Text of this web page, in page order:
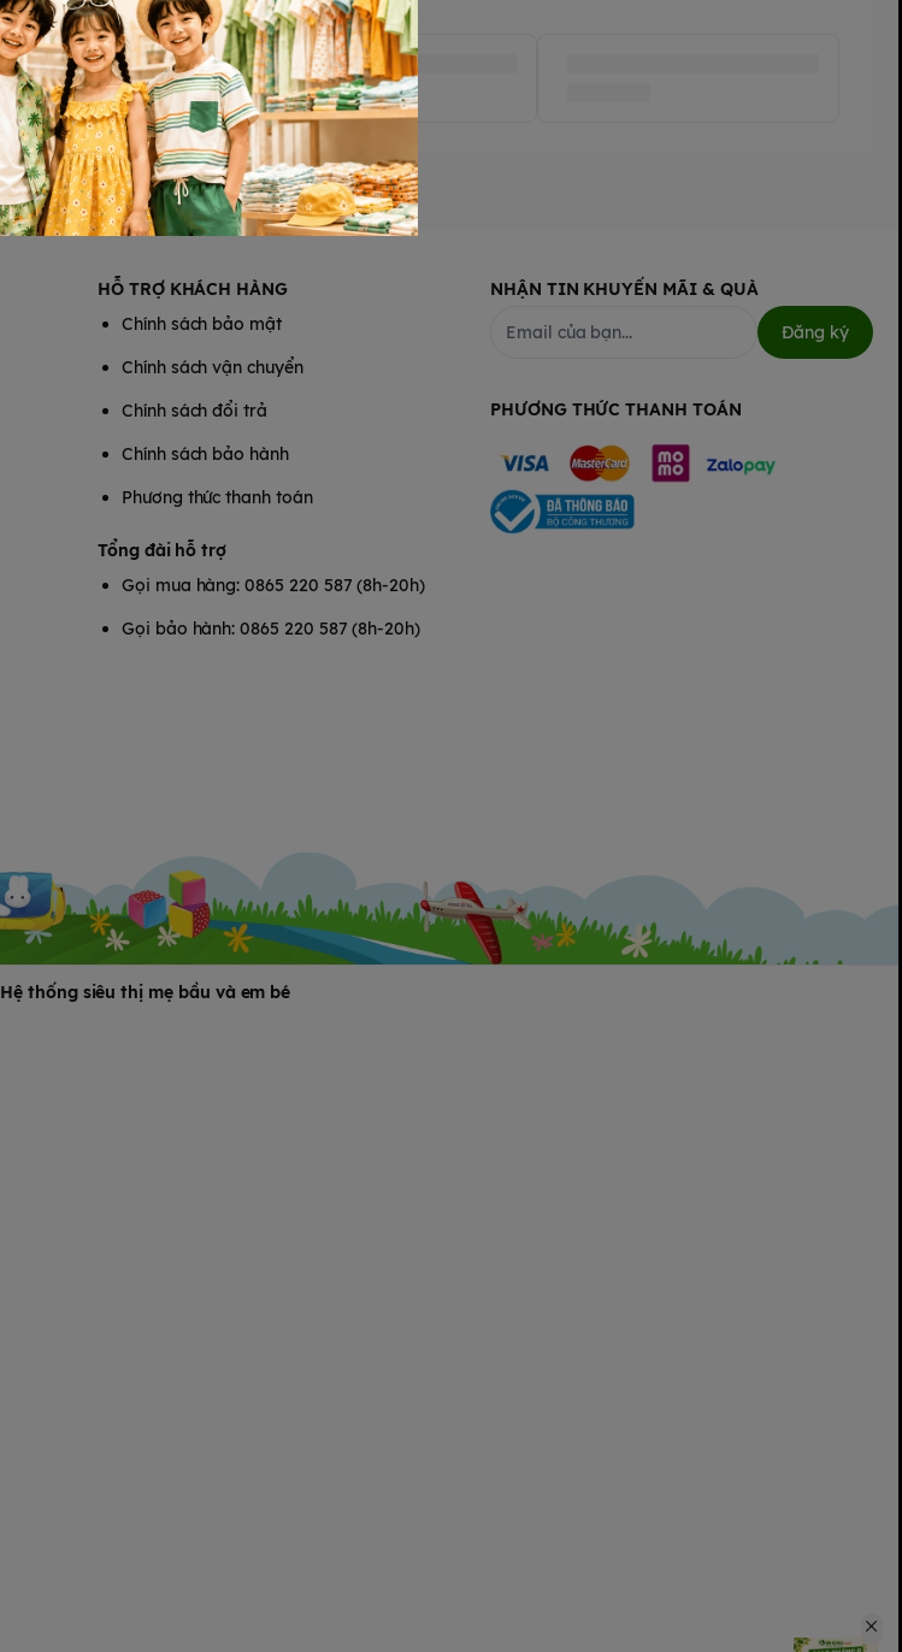
HỖ TRỢ KHÁCH HÀNG
Chính sách bảo mật
Chính sách vận chuyển
Chính sách đổi trả
Chính sách bảo hành
Phương thức thanh toán
Tổng đài hỗ trợ
Gọi mua hàng: 0865 220 587 (8h-20h)
Gọi bảo hành: 0865 220 587 (8h-20h)
NHẬN TIN KHUYẾN MÃI & QUÀ
Đăng ký
PHƯƠNG THỨC THANH TOÁN
Hệ thống siêu thị mẹ bầu và em bé